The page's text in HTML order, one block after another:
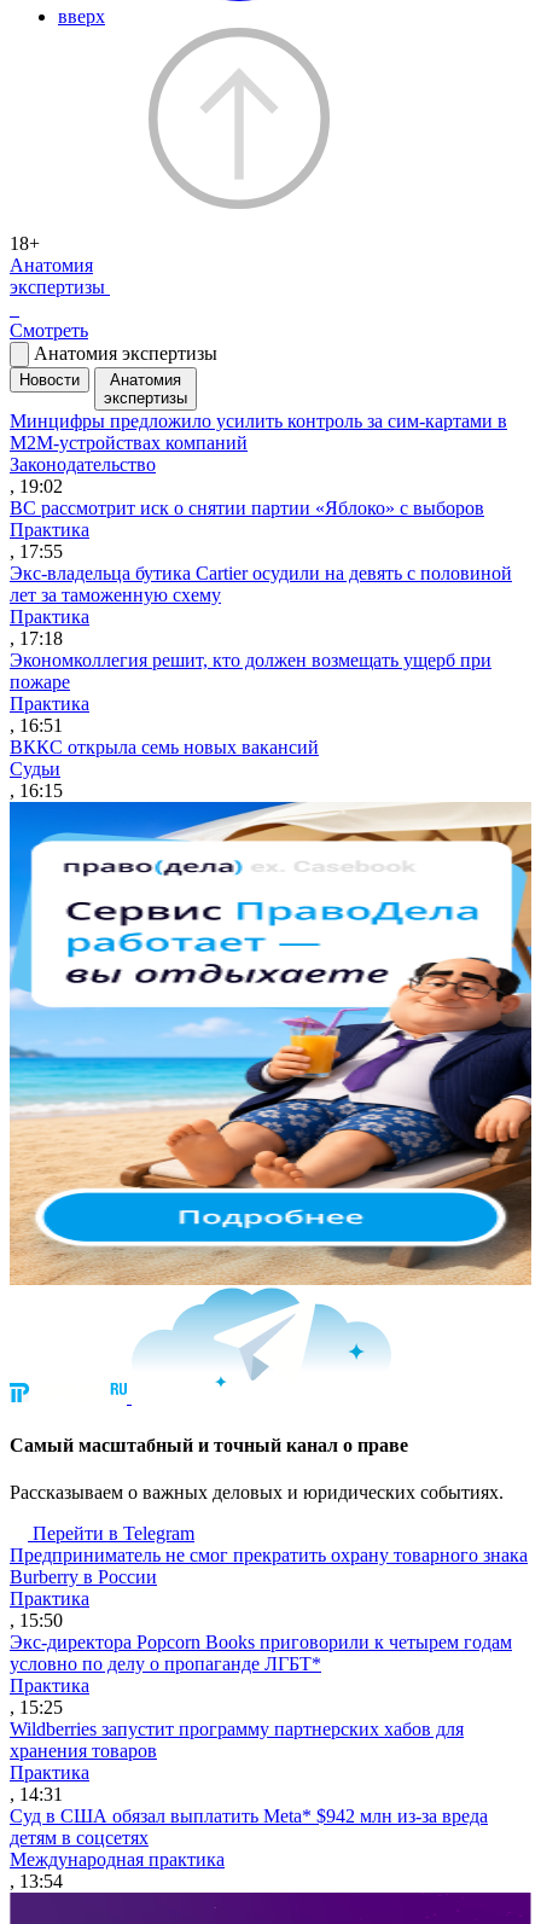
вверх
18+
Анатомия
экспертизы
Смотреть
Анатомия экспертизы
Новости
Анатомия
экспертизы
Минцифры предложило усилить контроль за сим-картами в
M2M-устройствах компаний
Законодательство
, 19:02
ВС рассмотрит иск о снятии партии «Яблоко» с выборов
Практика
, 17:55
Экс-владельца бутика Cartier осудили на девять с половиной
лет за таможенную схему
Практика
, 17:18
Экономколлегия решит, кто должен возмещать ущерб при
пожаре
Практика
, 16:51
ВККС открыла семь новых вакансий
Судьи
, 16:15
Cамый масштабный и точный канал о праве
Рассказываем о важных деловых и юридических событиях.
Перейти в Telegram
Предприниматель не смог прекратить охрану товарного знака
Burberry в России
Практика
, 15:50
Экс-директора Popcorn Books приговорили к четырем годам
условно по делу о пропаганде ЛГБТ*
Практика
, 15:25
Wildberries запустит программу партнерских хабов для
хранения товаров
Практика
, 14:31
Суд в США обязал выплатить Meta* $942 млн из-за вреда
детям в соцсетях
Международная практика
, 13:54